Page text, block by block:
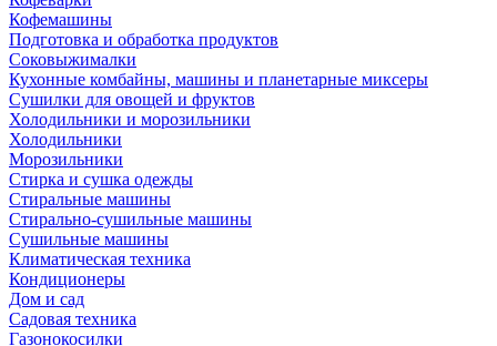
Кофемашины
Подготовка и обработка продуктов
Соковыжималки
Кухонные комбайны, машины и планетарные миксеры
Сушилки для овощей и фруктов
Холодильники и морозильники
Холодильники
Морозильники
Стирка и сушка одежды
Стиральные машины
Стирально-сушильные машины
Сушильные машины
Климатическая техника
Кондиционеры
Дом и сад
Садовая техника
Газонокосилки